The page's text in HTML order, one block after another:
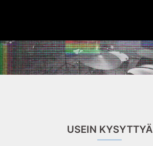
USEIN KYSYTTYÄ